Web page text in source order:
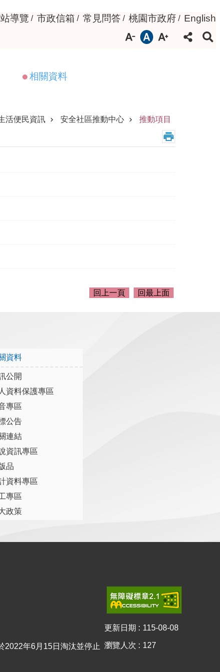
導覽 市政信箱 常見問答 桃園市政府 English
相關資料
活便民資訊 安全社區推動中心 推動項目
回上一頁 回最上面
資料
公開
資料保護專區
專區
公告
連結
資訊專區
品
資料專區
專區
政策
2022年6月15日淘汰並停止
更新日期 115-08-08
瀏覽人次 127